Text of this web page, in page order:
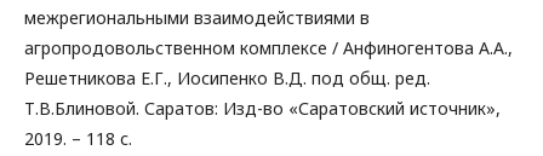
межрегиональными взаимодействиями в
агропродовольственном комплексе / Анфиногентова А.А.,
Решетникова Е.Г., Иосипенко В.Д. под общ. ред.
Т.В.Блиновой. Саратов: Изд-во «Саратовский источник»,
2019. – 118 с.